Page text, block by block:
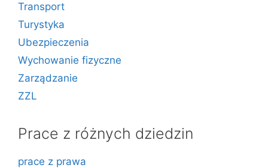
Transport
Turystyka
Ubezpieczenia
Wychowanie fizyczne
Zarządzanie
ZZL
Prace z różnych dziedzin
prace z prawa